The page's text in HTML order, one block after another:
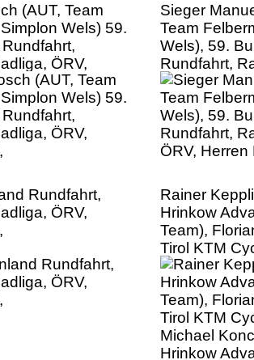
(AUT, Team
Wels) 59.
ÖRV,
Sieger
Team
Wels), 59.
Rundfahrt,
ÖRV, Herren
Rundfahrt,
ÖRV,
Rainer
Hrinkow
Team),
Tirol KTM
Michael
Hrinkow
59.
Radsport,
Herren Elite,